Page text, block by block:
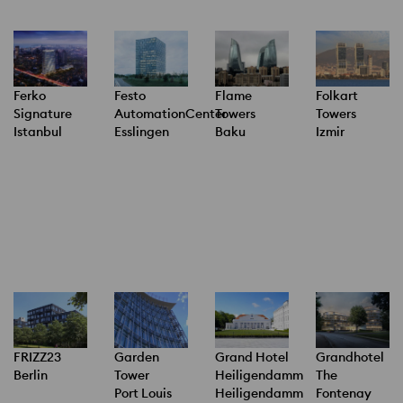
Ferko
Signature
Istanbul
Festo
AutomationCenter
Esslingen
Flame
Towers
Baku
Folkart
Towers
Izmir
FRIZZ23
Berlin
Garden
Tower
Port Louis
Grand Hotel
Heiligendamm
Heiligendamm
Grandhotel
The
Fontenay